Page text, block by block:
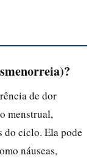
de dor
menstrual,
do ciclo. Ela pode
náuseas,